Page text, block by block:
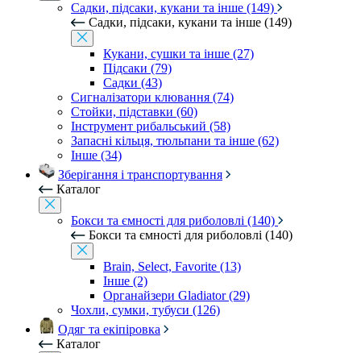
Садки, підсаки, кукани та інше (149)
Садки, підсаки, кукани та інше (149)
Кукани, сушки та інше (27)
Підсаки (79)
Садки (43)
Сигналізатори клювання (74)
Стойки, підставки (60)
Інструмент рибальський (58)
Запасні кільця, тюльпани та інше (62)
Інше (34)
Зберігання і транспортування
Каталог
Бокси та ємності для риболовлі (140)
Бокси та ємності для риболовлі (140)
Brain, Select, Favorite (13)
Інше (2)
Органайзери Gladiator (29)
Чохли, сумки, тубуси (126)
Одяг та екіпіровка
Каталог